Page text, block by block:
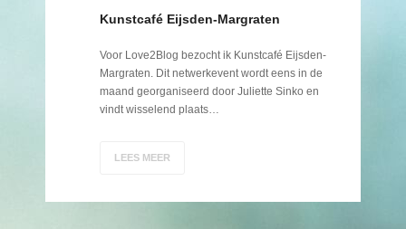
Kunstcafé Eijsden-Margraten
Voor Love2Blog bezocht ik Kunstcafé Eijsden-
Margraten. Dit netwerkevent wordt eens in de
maand georganiseerd door Juliette Sinko en
vindt wisselend plaats…
LEES MEER